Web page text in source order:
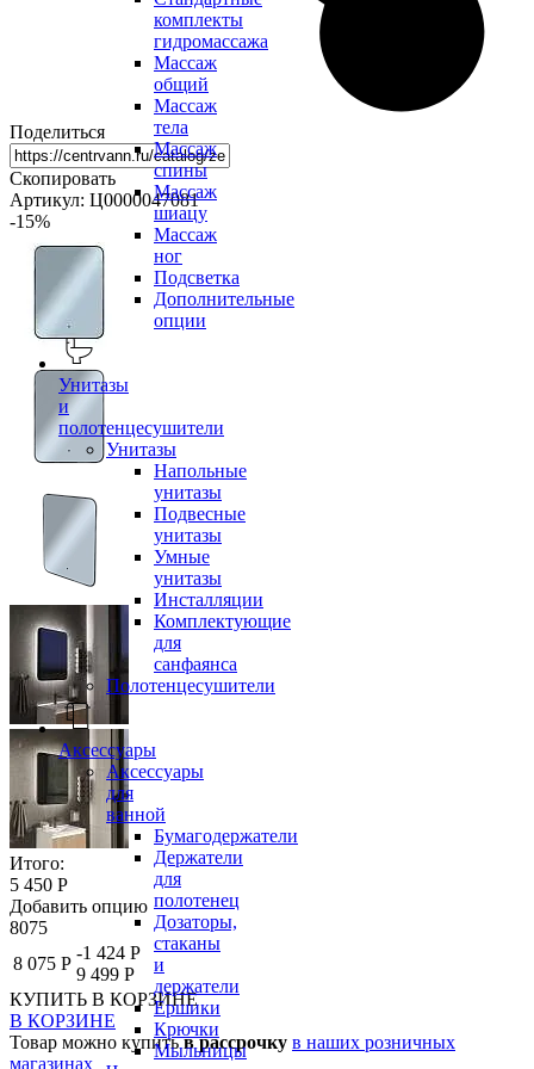
комплекты
гидромассажа
Массаж
общий
Массаж
тела
Массаж
спины
Массаж
шиацу
Массаж
ног
Подсветка
Дополнительные
опции
Унитазы
и
полотенцесушители
Унитазы
Напольные
унитазы
Подвесные
унитазы
Умные
унитазы
Инсталляции
Комплектующие
для
санфаянса
Полотенцесушители
Аксессуары
Аксессуары
для
ванной
Бумагодержатели
Держатели
для
полотенец
Дозаторы,
стаканы
и
держатели
Ершики
Крючки
Мыльницы
Поделиться
Скопировать
Артикул: Ц0000047081
-15%
Итого:
5 450 Р
Добавить опцию
8075
8 075 Р
-1 424 Р
9 499 Р
КУПИТЬ В КОРЗИНЕ
В КОРЗИНЕ
Товар можно купитьв рассрочку в наших розничных
магазинах